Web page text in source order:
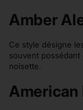
Amber
Ce style désigne
souvent
noisette.
American